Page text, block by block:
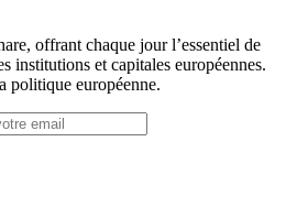
offrant chaque jour l’essentiel de
institutions et capitales européennes.
politique européenne.